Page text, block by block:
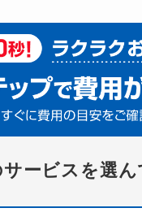
サービスを選